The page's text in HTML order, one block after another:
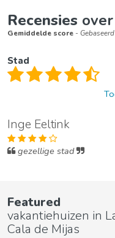
Recensies
Gemiddelde score -
Stad
Inge Eeltink
gezellige stad
Featured
vakantiehuizen in
Cala de Mijas